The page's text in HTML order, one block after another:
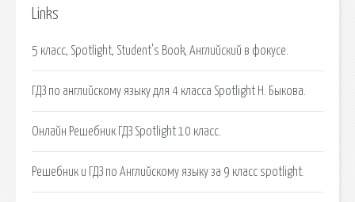
Links
5 класс, Spotlight, Student's Book, Английский в фокусе.
ГДЗ по английскому языку для 4 класса Spotlight Н. Быкова.
Онлайн Решебник ГДЗ Spotlight 10 класс.
Решебник и ГДЗ по Английскому языку за 9 класс spotlight.